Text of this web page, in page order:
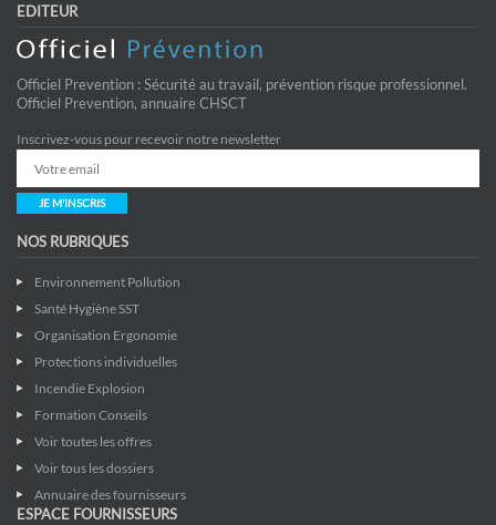
EDITEUR
Officiel Prevention : Sécurité au travail, prévention risque professionnel.
Officiel Prevention, annuaire CHSCT
Inscrivez-vous pour recevoir notre newsletter
JE M'INSCRIS
NOS RUBRIQUES
Environnement Pollution
Santé Hygiène SST
Organisation Ergonomie
Protections individuelles
Incendie Explosion
Formation Conseils
Voir toutes les offres
Voir tous les dossiers
Annuaire des fournisseurs
ESPACE FOURNISSEURS